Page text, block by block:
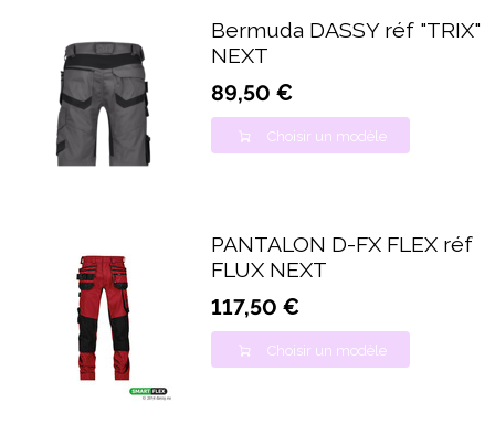
Bermuda DASSY réf "TRIX"
NEXT
89,50 €
Choisir un modèle
PANTALON D-FX FLEX réf
FLUX NEXT
117,50 €
Choisir un modèle